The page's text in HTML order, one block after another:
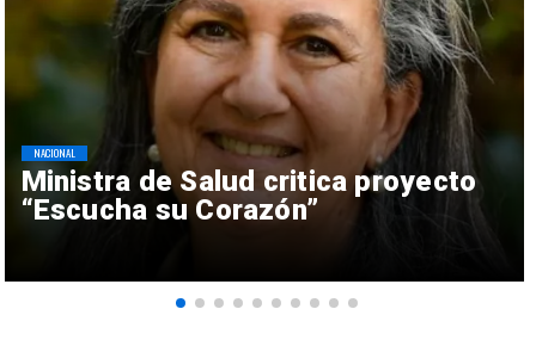
Ministra de Salud critica proyecto
“Escucha su Corazón”
NACIONAL